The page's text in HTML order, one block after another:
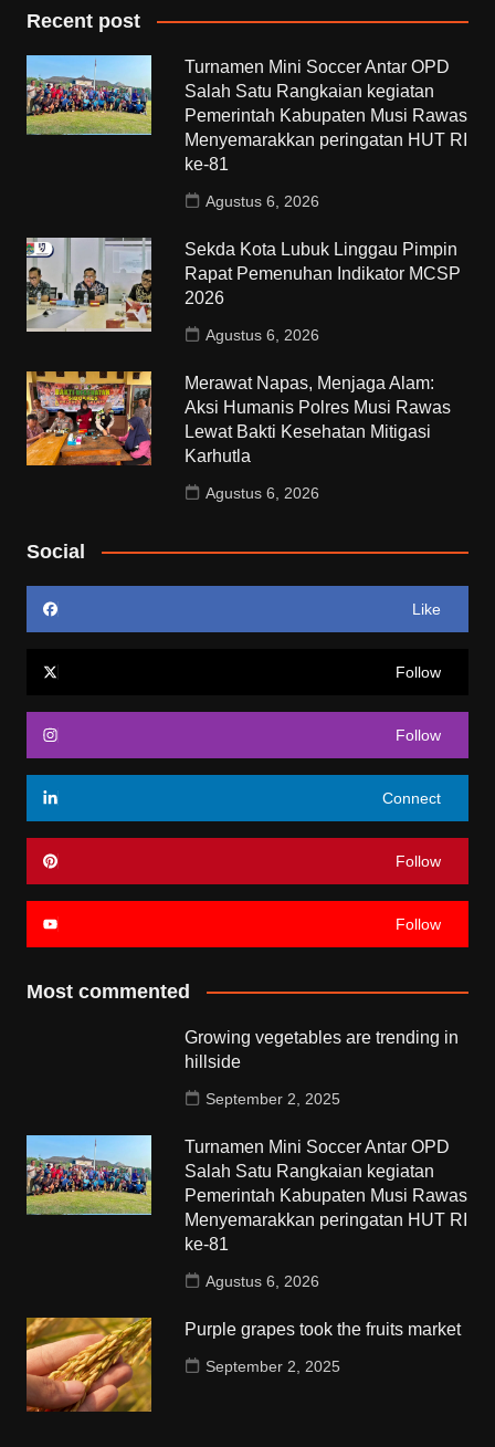
Recent post
Turnamen Mini Soccer Antar OPD
Salah Satu Rangkaian kegiatan
Pemerintah Kabupaten Musi Rawas
Menyemarakkan peringatan HUT RI
ke-81
Agustus 6, 2026
Sekda Kota Lubuk Linggau Pimpin
Rapat Pemenuhan Indikator MCSP
2026
Agustus 6, 2026
Merawat Napas, Menjaga Alam:
Aksi Humanis Polres Musi Rawas
Lewat Bakti Kesehatan Mitigasi
Karhutla
Agustus 6, 2026
Social
Like
Follow
Follow
Connect
Follow
Follow
Most commented
Growing vegetables are trending in
hillside
September 2, 2025
Turnamen Mini Soccer Antar OPD
Salah Satu Rangkaian kegiatan
Pemerintah Kabupaten Musi Rawas
Menyemarakkan peringatan HUT RI
ke-81
Agustus 6, 2026
Purple grapes took the fruits market
September 2, 2025